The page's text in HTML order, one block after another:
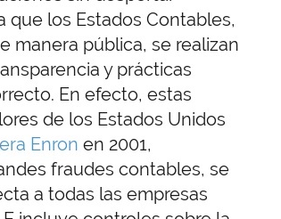
que los Estados Contables,
manera pública, se realizan
y prácticas
En efecto, estas
de los Estados Unidos
Enron en 2001,
fraudes contables, se
a todas las empresas